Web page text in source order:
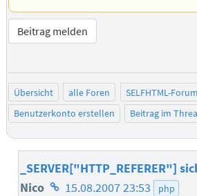
Beitrag melden
Übersicht alle Foren SELFHTML-Forum
Benutzerkonto erstellen
Beitrag im
_SERVER["HTTP_REFERER"]
Nico Homepage
15.08.2007 23:53 php